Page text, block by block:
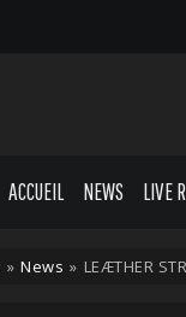
ACCUEIL NEWS LIVE
» News » LEÆTHER